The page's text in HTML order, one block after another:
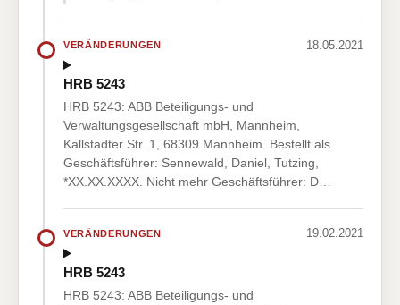
VERÄNDERUNGEN 18.05.2021
HRB 5243
HRB 5243: ABB Beteiligungs- und
Verwaltungsgesellschaft mbH, Mannheim,
Kallstadter Str. 1, 68309 Mannheim. Bestellt als
Geschäftsführer: Sennewald, Daniel, Tutzing,
*XX.XX.XXXX. Nicht mehr Geschäftsführer: D…
VERÄNDERUNGEN 19.02.2021
HRB 5243
HRB 5243: ABB Beteiligungs- und